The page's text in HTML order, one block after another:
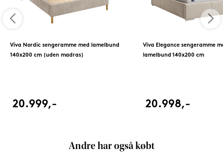
Viva Nordic sengeramme med lamelbund
140x200 cm (uden madras)
20.999,-
Viva Elegance sengeramme
lamelbund 140x200 cm
20.998,-
Andre har også købt